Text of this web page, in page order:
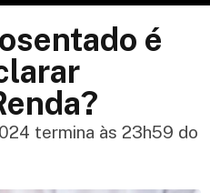
é
termina às 23h59 do